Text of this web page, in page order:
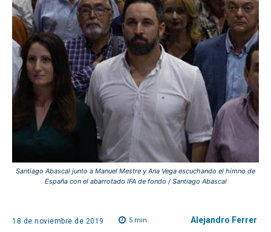
Santiago Abascal junto a Manuel Mestre y Ana Vega escuchando el himno de
España con el abarrotado IFA de fondo / Santiago Abascal
18 de noviembre de 2019 5min. Alejandro Ferrer